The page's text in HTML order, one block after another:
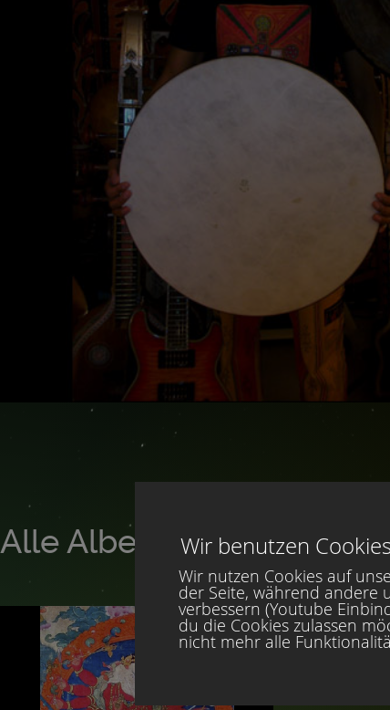
Alle Alben von Ujjaya
Wir benutzen Cookies
Wir nutzen Cookies auf
der Seite, während andere
verbessern (Youtube
du die Cookies zulassen
nicht mehr alle